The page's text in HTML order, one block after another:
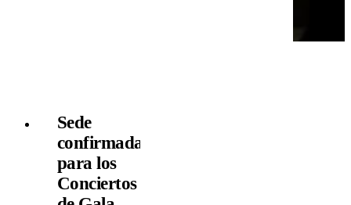
Sede
confirmada
para los
Conciertos